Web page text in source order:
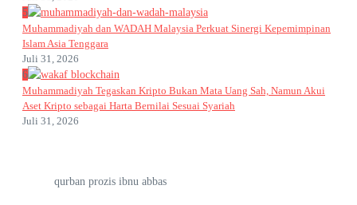
5
Muhammadiyah dan WADAH Malaysia Perkuat Sinergi Kepemimpinan
Islam Asia Tenggara
Juli 31, 2026
6
Muhammadiyah Tegaskan Kripto Bukan Mata Uang Sah, Namun Akui
Aset Kripto sebagai Harta Bernilai Sesuai Syariah
Juli 31, 2026
qurban prozis ibnu abbas